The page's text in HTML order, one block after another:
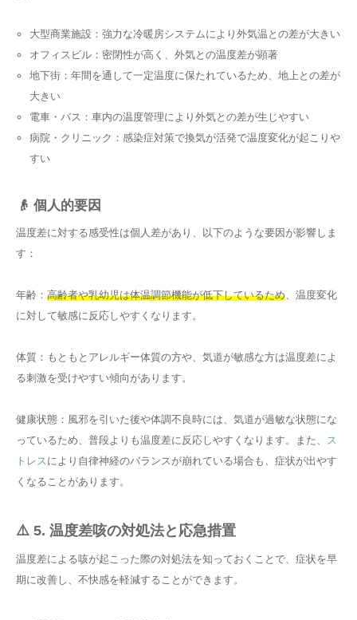
大型商業施設：強力な冷暖房システムにより外気温との差が大きい
オフィスビル：密閉性が高く、外気との温度差が顕著
地下街：年間を通して一定温度に保たれているため、地上との差が
大きい
電車・バス：車内の温度管理により外気との差が生じやすい
病院・クリニック：感染症対策で換気が活発で温度変化が起こりや
すい
👴 個人的要因
温度差に対する感受性は個人差があり、以下のような要因が影響しま
す：
年齢： 高齢者や乳幼児は体温調節機能が低下しているため、温度変化
に対して敏感に反応しやすくなります。
体質：もともとアレルギー体質の方や、気道が敏感な方は温度差によ
る刺激を受けやすい傾向があります。
健康状態：風邪を引いた後や体調不良時には、気道が過敏な状態にな
っているため、普段よりも温度差に反応しやすくなります。また、 ス
トレス により自律神経のバランスが崩れている場合も、症状が出やす
くなることがあります。
⚠️ 5. 温度差咳の対処法と応急措置
温度差による咳が起こった際の対処法を知っておくことで、症状を早
期に改善し、不快感を軽減することができます。